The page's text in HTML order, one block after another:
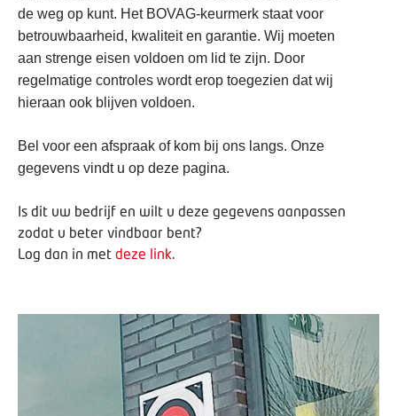
de weg op kunt. Het BOVAG-keurmerk staat voor
betrouwbaarheid, kwaliteit en garantie. Wij moeten
aan strenge eisen voldoen om lid te zijn. Door
regelmatige controles wordt erop toegezien dat wij
hieraan ook blijven voldoen.
Bel voor een afspraak of kom bij ons langs. Onze
gegevens vindt u op deze pagina.
Is dit uw bedrijf en wilt u deze gegevens aanpassen
zodat u beter vindbaar bent?
Log dan in met deze link.